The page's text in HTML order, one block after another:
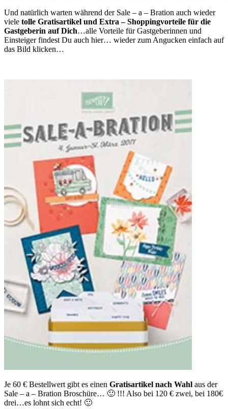
Und natürlich warten während der Sale – a – Bration auch wieder
viele tolle Gratisartikel und Extra – Shoppingvorteile für die
Gastgeberin auf Dich…alle Vorteile für Gastgeberinnen und
Einsteiger findest Du auch hier… wieder zum Angucken einfach auf
das Bild klicken…
Je 60 € Bestellwert gibt es einen Gratisartikel nach Wahl aus der
Sale – a – Bration Broschüre… 🙂 !!! Also bei 120 € zwei, bei 180€
drei…es lohnt sich echt! 🙂